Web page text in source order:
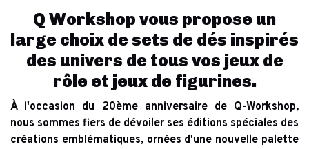
Q Workshop vous propose un
large choix de sets de dés inspirés
des univers de tous vos jeux de
rôleet jeux de figurines.
À l'occasion du 20ème anniversaire de Q-Workshop,
nous sommes fiers de dévoiler ses éditions spéciales des
créations emblématiques, ornées d'une nouvelle palette